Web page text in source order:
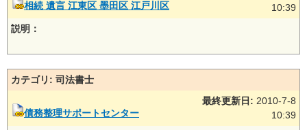
相続 遺言 江東区 墨田区 江戸川区
10:39
説明：
カテゴリ: 司法書士
債務整理サポートセンター
最終更新日: 2010-7-8
10:39